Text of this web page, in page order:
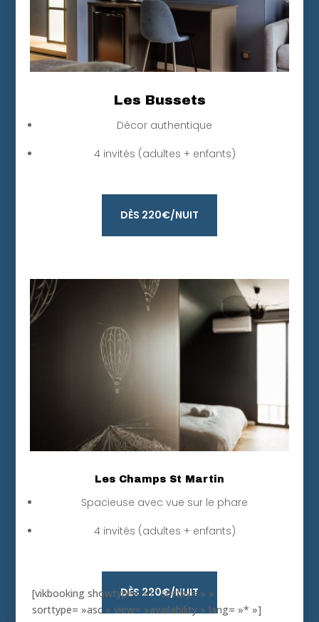
Les Bussets
Décor authentique
4 invités (adultes + enfants)
DÈS 220€/NUIT
Les Champs St Martin
Spacieuse avec vue sur le phare
4 invités (adultes + enfants)
DÈS 220€/NUIT
[vikbooking showtype= »1″ sortby= » »
sorttype= »asc » view= »availability » lang= »* »]